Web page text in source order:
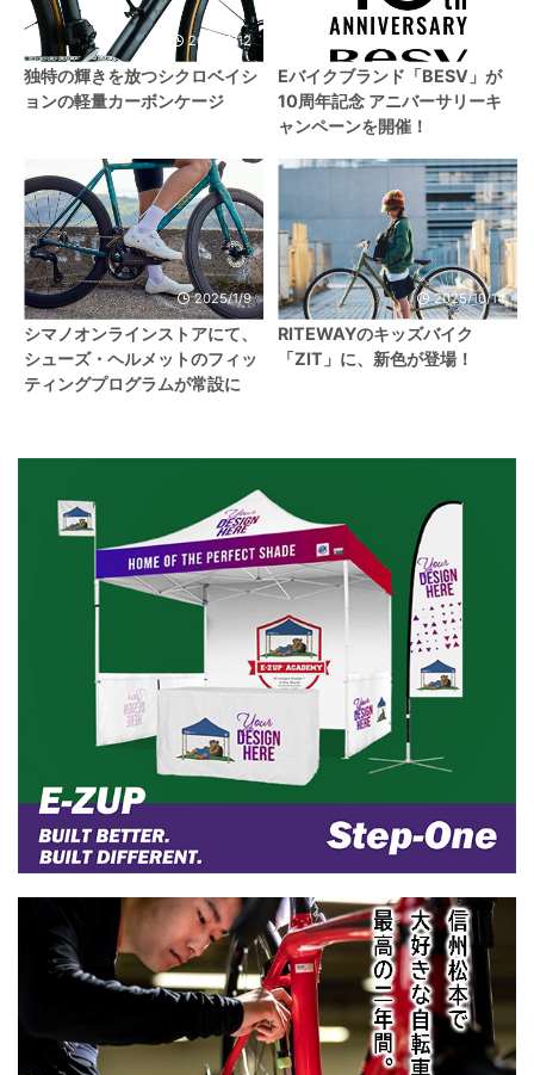
2021/6/12
独特の輝きを放つシクロベイシ
ョンの軽量カーボンケージ
2024/1/5
Eバイクブランド「BESV」が
10周年記念 アニバーサリーキ
ャンペーンを開催！
2025/1/9
シマノオンラインストアにて、
シューズ・ヘルメットのフィッ
ティングプログラムが常設に
2025/10/14
RITEWAYのキッズバイク
「ZIT」に、新色が登場！